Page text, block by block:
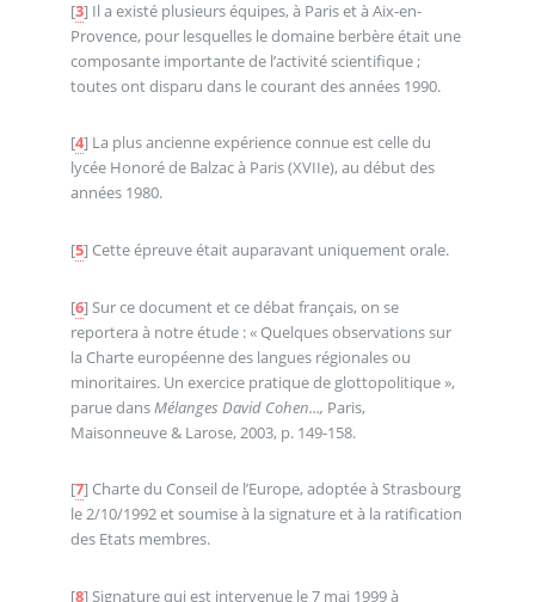
[3] Il a existé plusieurs équipes, à Paris et à Aix-en-
Provence, pour lesquelles le domaine berbère était une
composante importante de l’activité scientifique ;
toutes ont disparu dans le courant des années 1990.
[4] La plus ancienne expérience connue est celle du
lycée Honoré de Balzac à Paris (XVIIe), au début des
années 1980.
[5] Cette épreuve était auparavant uniquement orale.
[6] Sur ce document et ce débat français, on se
reportera à notre étude : « Quelques observations sur
la Charte européenne des langues régionales ou
minoritaires. Un exercice pratique de glottopolitique »,
parue dans Mélanges David Cohen..., Paris,
Maisonneuve & Larose, 2003, p. 149-158.
[7] Charte du Conseil de l’Europe, adoptée à Strasbourg
le 2/10/1992 et soumise à la signature et à la ratification
des Etats membres.
[8]Signature qui est intervenue le 7 mai 1999 à